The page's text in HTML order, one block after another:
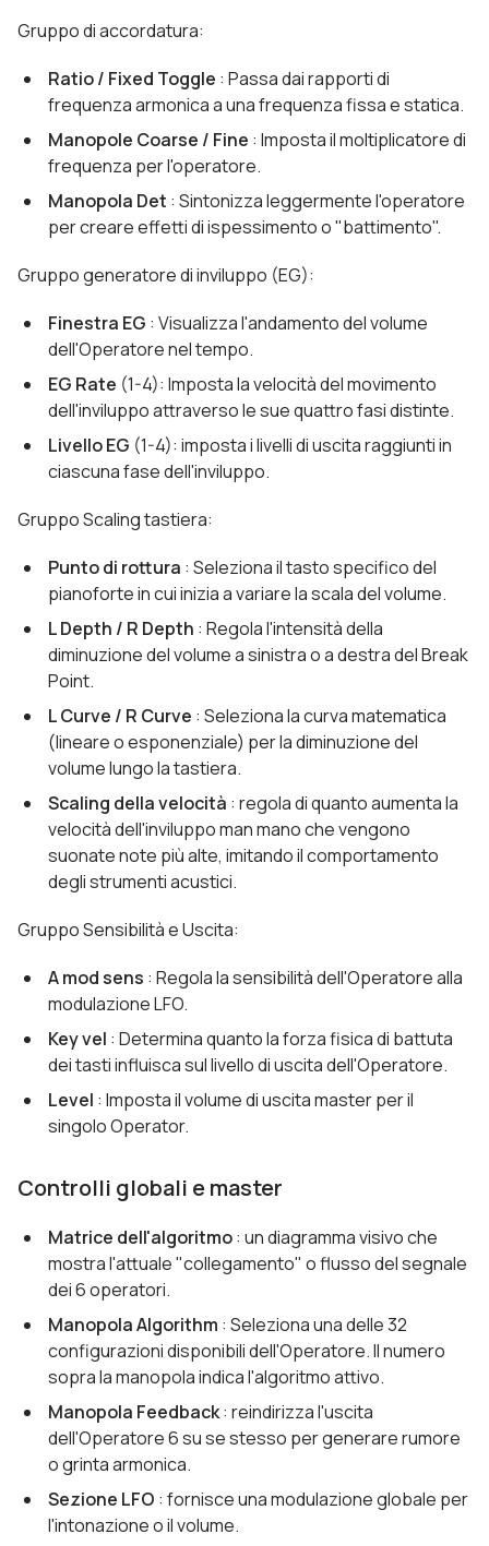
Gruppo di accordatura:
Ratio / Fixed Toggle : Passa dai rapporti di
frequenza armonica a una frequenza fissa e statica.
Manopole Coarse / Fine : Imposta il moltiplicatore di
frequenza per l'operatore.
Manopola Det : Sintonizza leggermente l'operatore
per creare effetti di ispessimento o "battimento".
Gruppo generatore di inviluppo (EG):
Finestra EG : Visualizza l'andamento del volume
dell'Operatore nel tempo.
EG Rate (1-4): Imposta la velocità del movimento
dell'inviluppo attraverso le sue quattro fasi distinte.
Livello EG (1-4): imposta i livelli di uscita raggiunti in
ciascuna fase dell'inviluppo.
Gruppo Scaling tastiera:
Punto di rottura : Seleziona il tasto specifico del
pianoforte in cui inizia a variare la scala del volume.
L Depth / R Depth : Regola l'intensità della
diminuzione del volume a sinistra o a destra del Break
Point.
L Curve / R Curve : Seleziona la curva matematica
(lineare o esponenziale) per la diminuzione del
volume lungo la tastiera.
Scaling della velocità : regola di quanto aumenta la
velocità dell'inviluppo man mano che vengono
suonate note più alte, imitando il comportamento
degli strumenti acustici.
Gruppo Sensibilità e Uscita:
A mod sens : Regola la sensibilità dell'Operatore alla
modulazione LFO.
Key vel : Determina quanto la forza fisica di battuta
dei tasti influisca sul livello di uscita dell'Operatore.
Level : Imposta il volume di uscita master per il
singolo Operator.
Controlli globali e master
Matrice dell'algoritmo: un diagramma visivo che
mostra l'attuale "collegamento" o flusso del segnale
dei 6 operatori.
Manopola Algorithm : Seleziona una delle 32
configurazioni disponibili dell'Operatore. Il numero
sopra la manopola indica l'algoritmo attivo.
Manopola Feedback: reindirizza l'uscita
dell'Operatore 6 su se stesso per generare rumore
o grinta armonica.
Sezione LFO : fornisce una modulazione globale per
l'intonazione o il volume.